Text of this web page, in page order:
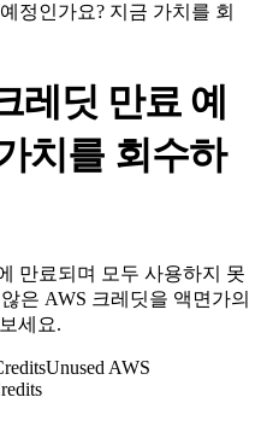
정인가요? 지금 가치를 회
레딧 만료 예
치를 회수하
만료되며 모두 사용하지 못
은 AWS 크레딧을 액면가의
세요.
Unused AWS